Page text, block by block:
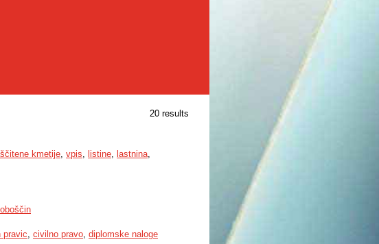
20 results
kmetije, vpis, listine, lastnina,
pravic, civilno pravo, diplomske naloge